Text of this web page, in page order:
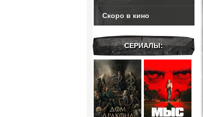
Скоро в кино
СЕРИАЛЫ: